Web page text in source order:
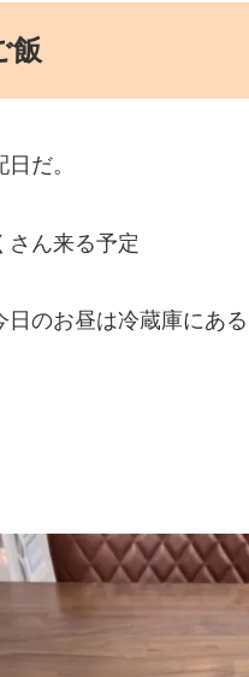
飯
だ。
さん来る予定
のお昼は冷蔵庫にあ